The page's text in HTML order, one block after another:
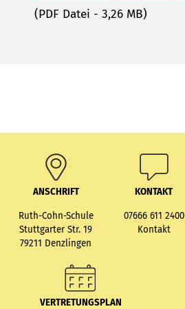
(PDF Datei - 3,26 MB)
ANSCHRIFT
Ruth-Cohn-Schule
Stuttgarter Str. 19
79211 Denzlingen
KONTAKT
07666 611 2400
Kontakt
VERTRETUNGSPLAN